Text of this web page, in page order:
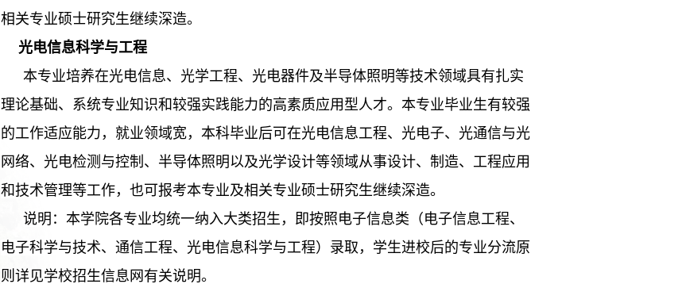
相关专业硕士研究生继续深造。
光电信息科学与工程
本专业培养在光电信息、光学工程、光电器件及半导体照明等技术领域具有扎实
理论基础、系统专业知识和较强实践能力的高素质应用型人才。本专业毕业生有较强
的工作适应能力，就业领域宽，本科毕业后可在光电信息工程、光电子、光通信与光
网络、光电检测与控制、半导体照明以及光学设计等领域从事设计、制造、工程应用
和技术管理等工作，也可报考本专业及相关专业硕士研究生继续深造。
说明： 本学院各专业均统一纳入大类招生，即按照电子信息类（电子信息工程、
电子科学与技术、通信工程、光电信息科学与工程）录取，学生进校后的专业分流原
则详见学校招生信息网有关说明。